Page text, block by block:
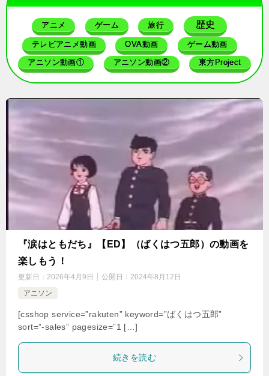
アニメ ゲーム 旅行 歴史
テレビアニメ動画 OVA動画 ゲーム動画
アニソン動画① アニソン動画② 東方Project
『涙はともだち』【ED】（ばくはつ五郎）の動画を
楽しもう！
更新日： 2026年4月9日 公開日： 2024年8月12日
アニソン
[csshop service=”rakuten” keyword=”ばくはつ五郎”
sort=”-sales” pagesize=”1 […]
続きを読む